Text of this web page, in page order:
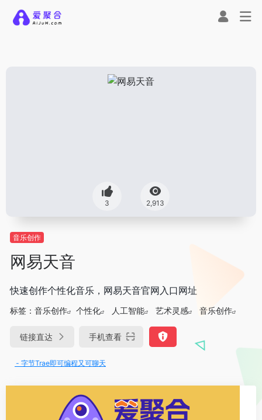
3 2,913
音乐创作
网易天音
快速创作个性化音乐，网易天音官网入口网址
标签： 音乐创作 个性化 人工智能 艺术灵感 音乐创作
链接直达 手机查看
节Trae即可编程又可聊天